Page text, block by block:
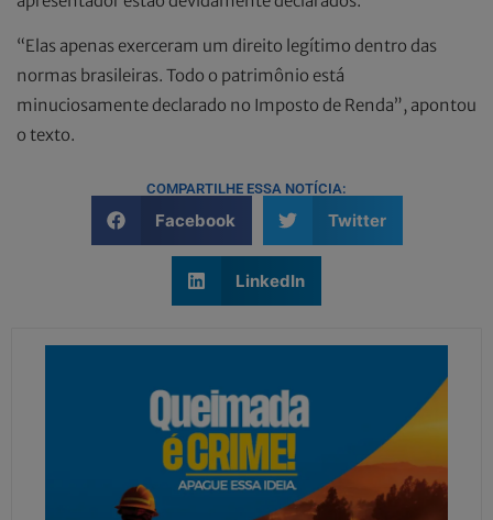
“Elas apenas exerceram um direito legítimo dentro das
normas brasileiras. Todo o patrimônio está
minuciosamente declarado no Imposto de Renda”, apontou
o texto.
COMPARTILHE ESSA NOTÍCIA:
Facebook Twitter
LinkedIn